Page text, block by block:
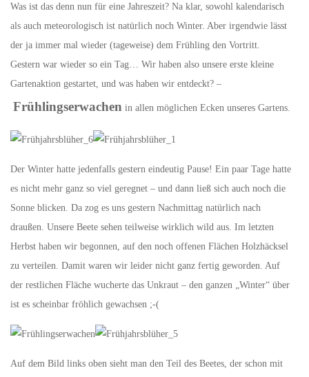
Was ist das denn nun für eine Jahreszeit? Na klar, sowohl kalendarisch
als auch meteorologisch ist natürlich noch Winter. Aber irgendwie lässt
der ja immer mal wieder (tageweise) dem Frühling den Vortritt.
Gestern war wieder so ein Tag… Wir haben also unsere erste kleine
Gartenaktion gestartet, und was haben wir entdeckt? –
Frühlingserwachen in allen möglichen Ecken unseres Gartens.
Der Winter hatte jedenfalls gestern eindeutig Pause! Ein paar Tage hatte
es nicht mehr ganz so viel geregnet – und dann ließ sich auch noch die
Sonne blicken. Da zog es uns gestern Nachmittag natürlich nach
draußen. Unsere Beete sehen teilweise wirklich wild aus. Im letzten
Herbst haben wir begonnen, auf den noch offenen Flächen Holzhäcksel
zu verteilen. Damit waren wir leider nicht ganz fertig geworden. Auf
der restlichen Fläche wucherte das Unkraut – den ganzen „Winter“ über
ist es scheinbar fröhlich gewachsen ;-(
Auf dem Bild links oben sieht man den Teil des Beetes, der schon mit